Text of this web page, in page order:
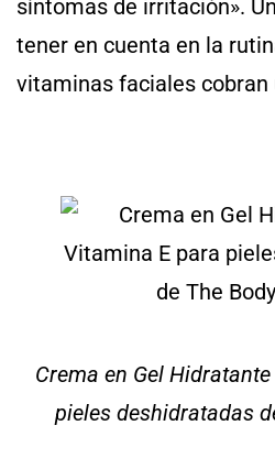
síntomas de irritación».
tener en cuenta en la
vitaminas faciales cobran
Crema en Gel
pieles deshidratadas